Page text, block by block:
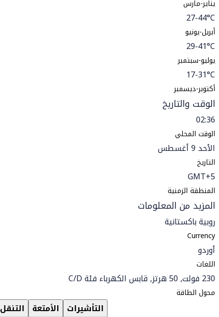
يناير-مارس
27-44°C
أبريل-يونيو
29-41°C
يوليو-سبتمبر
17-31°C
أكتوبر-ديسمبر
الوقت والتاريخ
02:36
الوقت المحلي
الأحد 9 أغسطس
التاريخ
GMT+5
المنطقة الزمنية
المزيد من المعلومات
روبية باكستانية
Currency
أوردو
اللغات
230 فولت, 50 هرتز, قابس الكهرباء فئة C/D
محول الطاقة
التنقل الأمتعة التأشيرات